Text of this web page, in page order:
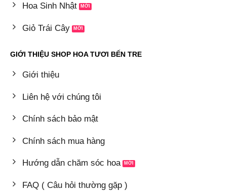
Hoa Sinh Nhật
Giỏ Trái Cây
GIỚI THIỆU SHOP HOA TƯƠI BẾN TRE
Giới thiệu
Liên hệ với chúng tôi
Chính sách bảo mật
Chính sách mua hàng
Hướng dẫn chăm sóc hoa
FAQ ( Câu hỏi thường gặp )